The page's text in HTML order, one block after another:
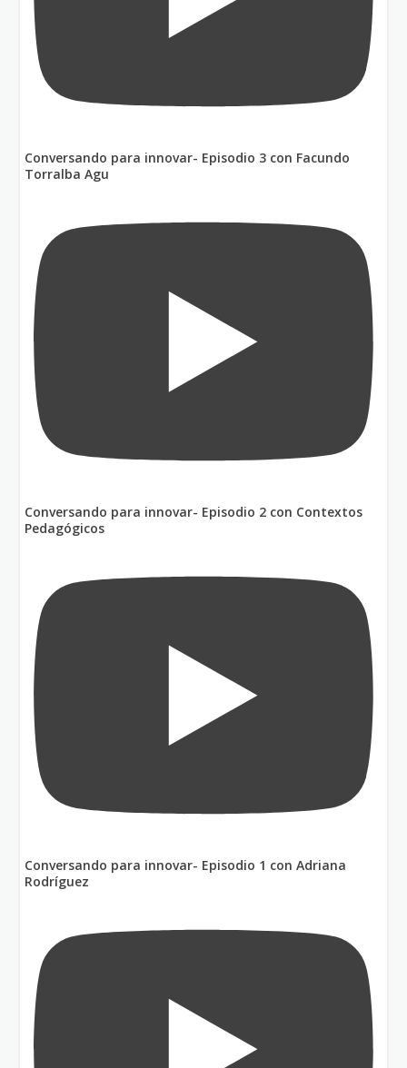
Conversando para innovar- Episodio 3 con Facundo
Torralba Agu
Conversando para innovar- Episodio 2 con Contextos
Pedagógicos
Conversando para innovar- Episodio 1 con Adriana
Rodríguez